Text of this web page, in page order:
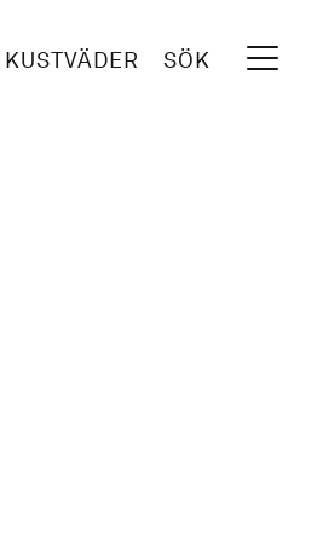
KUSTVÄDER SÖK